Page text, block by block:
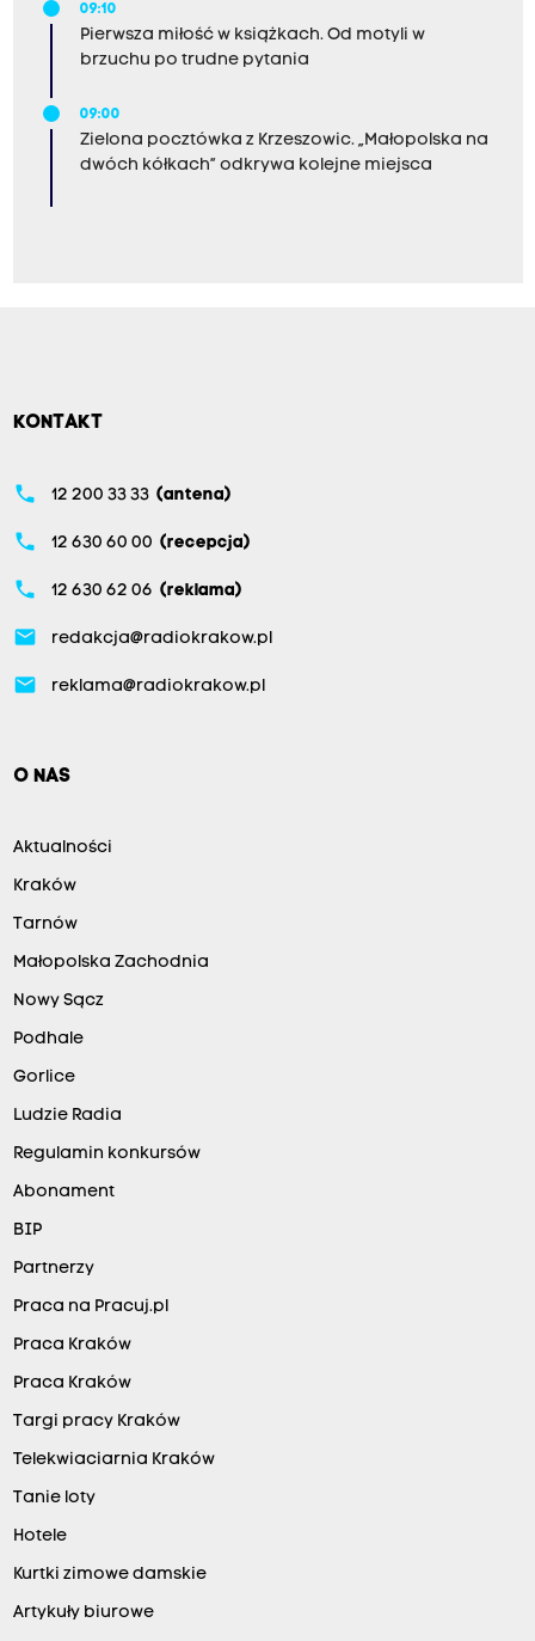
09:10
Pierwsza miłość w książkach. Od motyli w
brzuchu po trudne pytania
09:00
Zielona pocztówka z Krzeszowic. „Małopolska na
dwóch kółkach” odkrywa kolejne miejsca
KONTAKT
phone 12 200 33 33 (antena)
phone 12 630 60 00 (recepcja)
phone 12 630 62 06 (reklama)
email redakcja@radiokrakow.pl
email reklama@radiokrakow.pl
O NAS
Aktualności
Kraków
Tarnów
Małopolska Zachodnia
Nowy Sącz
Podhale
Gorlice
Ludzie Radia
Regulamin konkursów
Abonament
BIP
Partnerzy
Praca na Pracuj.pl
Praca Kraków
Praca Kraków
Targi pracy Kraków
Telekwiaciarnia Kraków
Tanie loty
Hotele
Kurtki zimowe damskie
Artykuły biurowe